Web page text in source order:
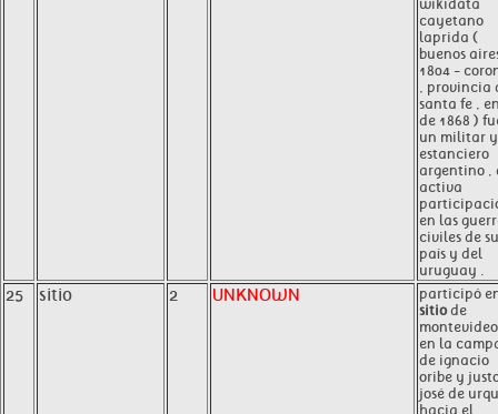
wikidata
cayetano
laprida (
buenos
1804 -
, provincia
santa fe ,
de 1868 )
un militar y
estanciero
argentino ,
activa
en las
civiles de su
país y del
uruguay .
25 sitio 2 UNKNOWN
participó
sitiode
en la
de ignacio
oribe y
josé de
hacia el